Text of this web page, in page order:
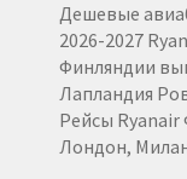
Дешевые
2026-2027
Финляндии
Лапландия
Рейсы Ryanair
Лондон,